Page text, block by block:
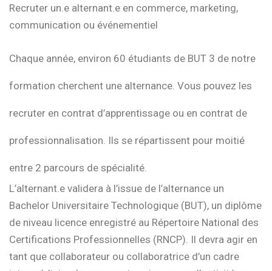
Recruter un.e alternant.e en commerce, marketing,
communication ou événementiel
Chaque année, environ 60 étudiants de BUT 3 de notre
formation cherchent une alternance. Vous pouvez les
recruter en contrat d’apprentissage ou en contrat de
professionnalisation. Ils se répartissent pour moitié
entre 2 parcours de spécialité.
L’alternant.e validera à l’issue de l’alternance un
Bachelor Universitaire Technologique (BUT), un diplôme
de niveau licence enregistré au Répertoire National des
Certifications Professionnelles (RNCP). Il devra agir en
tant que collaborateur ou collaboratrice d’un cadre